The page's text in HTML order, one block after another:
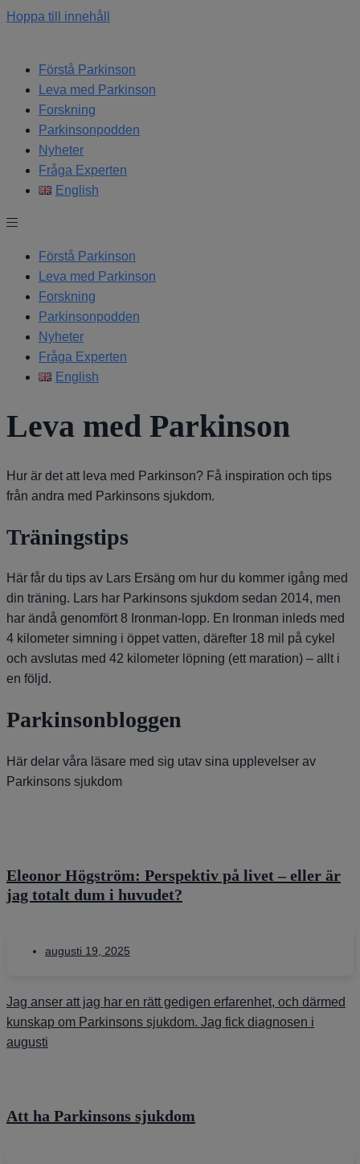
Hoppa till innehåll
Förstå Parkinson
Leva med Parkinson
Forskning
Parkinsonpodden
Nyheter
Fråga Experten
English
Förstå Parkinson
Leva med Parkinson
Forskning
Parkinsonpodden
Nyheter
Fråga Experten
English
Leva med Parkinson
Hur är det att leva med Parkinson? Få inspiration och tips
från andra med Parkinsons sjukdom.
Träningstips
Här får du tips av Lars Ersäng om hur du kommer igång med
din träning. Lars har Parkinsons sjukdom sedan 2014, men
har ändå genomfört 8 Ironman-lopp. En Ironman inleds med
4 kilometer simning i öppet vatten, därefter 18 mil på cykel
och avslutas med 42 kilometer löpning (ett maration) – allt i
en följd.
Parkinsonbloggen
Här delar våra läsare med sig utav sina upplevelser av
Parkinsons sjukdom
Eleonor Högström: Perspektiv på livet – eller är
jag totalt dum i huvudet?
augusti 19, 2025
Jag anser att jag har en rätt gedigen erfarenhet, och därmed
kunskap om Parkinsons sjukdom. Jag fick diagnosen i
augusti
Att ha Parkinsons sjukdom